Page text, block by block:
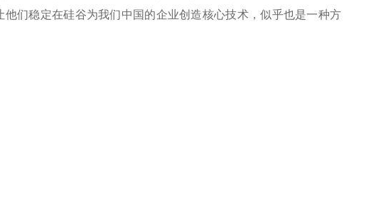
们稳定在硅谷为我们中国的企业创造核心技术，似乎也是一种方